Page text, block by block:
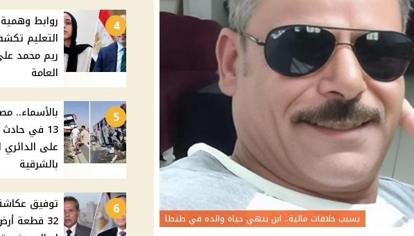
بسبب خلافات مالية.. ابن ينهي حياة والده في طنطا
4
روابط
التعليم
العامة
5
بالأسماء..
13 في
على الدائري
بالشرقية
6
توفيق
32 قطعة